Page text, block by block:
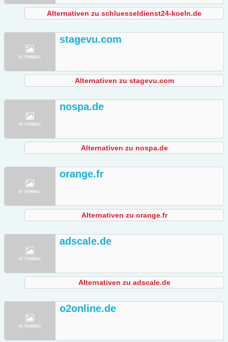
Alternativen zu schluesseldienst24-koeln.de
stagevu.com
Alternativen zu stagevu.com
nospa.de
Alternativen zu nospa.de
orange.fr
Alternativen zu orange.fr
adscale.de
Alternativen zu adscale.de
o2online.de